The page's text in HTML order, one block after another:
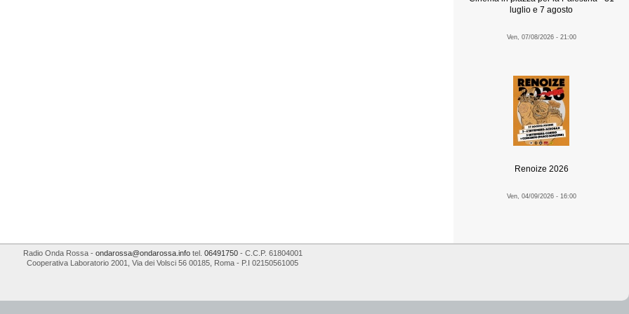
luglio e 7 agosto
Ven, 07/08/2026 - 21:00
Renoize 2026
Ven, 04/09/2026 - 16:00
Radio Onda Rossa- ondarossa@ondarossa.infotel. 06491750- C.C.P. 61804001
Cooperativa Laboratorio 2001
Via dei Volsci 56 00185 Roma - P.I 02150561005